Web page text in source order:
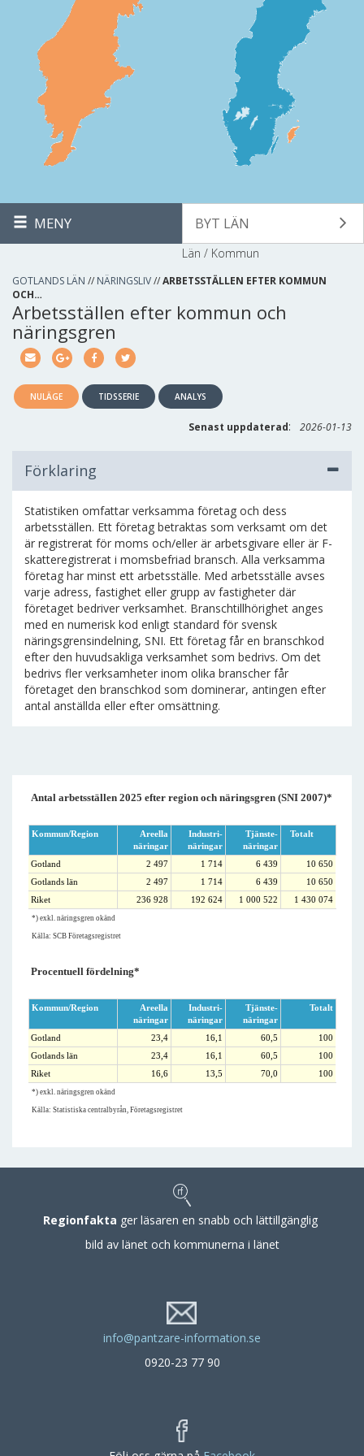
MENY BYT LÄN
Län / Kommun
GOTLANDS LÄN // NÄRINGSLIV//ARBETSSTÄLLEN EFTER KOMMUN
OCH…
Arbetsställen efter kommun och
näringsgren
NULÄGE TIDSSERIE ANALYS
Senast uppdaterad: 2026-01-13
Förklaring
Statistiken omfattar verksamma företag och dess
arbetsställen. Ett företag betraktas som verksamt om det
är registrerat för moms och/eller är arbetsgivare eller är F-
skatteregistrerat i momsbefriad bransch. Alla verksamma
företag har minst ett arbetsställe. Med arbetsställe avses
varje adress, fastighet eller grupp av fastigheter där
företaget bedriver verksamhet. Branschtillhörighet anges
med en numerisk kod enligt standard för svensk
näringsgrensindelning, SNI. Ett företag får en branschkod
efter den huvudsakliga verksamhet som bedrivs. Om det
bedrivs fler verksamheter inom olika branscher får
företaget den branschkod som dominerar, antingen efter
antal anställda eller efter omsättning.
Antal arbetsställen 2025 efter region och näringsgren (SNI 2007)*
Kommun/Region
Areella
näringar
Industri-
näringar
Tjänste-
näringar
Totalt
Gotland 2 497 1 714 6 439
10 650
Gotlands län
2 497 1 714 6 439
10 650
Riket
236 928 192 624 1 000 522 1 430 074
*) exkl. näringsgren okänd
Källa: SCB Företagsregistret
Procentuell fördelning*
Kommun/Region
Areella
näringar
Industri-
näringar
Tjänste-
näringar
Totalt
Gotland 23,4 16,1 60,5
100
Gotlands län
23,4 16,1 60,5
100
Riket
16,6 13,5 70,0 100
*) exkl. näringsgren okänd
Källa: Statistiska centralbyrån, Företagsregistret
Regionfakta ger läsaren en snabb och lättillgänglig
bild av länet och kommunerna i länet
info@pantzare-information.se
0920-23 77 90